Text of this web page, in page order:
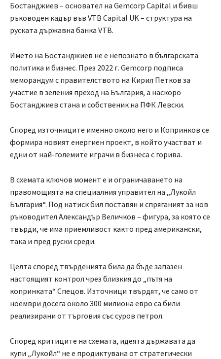
Бостанджиев – основател на Gemcorp Capital и бивш
ръководен кадър във VTB Capital UK – структура на
руската държавна банка VTB.
Името на Бостанджиев не е непознато в българската
политика и бизнес. През 2022 г. Gemcorp подписа
меморандум с правителството на Кирил Петков за
участие в зеления преход на България, а наскоро
Бостанджиев стана и собственик на ПФК Левски.
Според източниците именно около него и Копринков се
формира новият енергиен проект, в който участват и
едни от най-големите играчи в бизнеса с горива.
В схемата ключов момент е и ограничаването на
правомощията на специалния управител на „Лукойл
България“. Под натиск бил поставян и спряганият за нов
ръководител Александър Величков – фигура, за която се
твърди, че има приемливост както пред американски,
така и пред руски среди.
Целта според твърденията била да бъде запазен
настоящият контрол чрез близкия до „пътя на
копринката“ Спецов. Източници твърдят, че само от
ноември досега около 300 милиона евро са били
реализирани от търговия със суров петрол.
Според критиците на схемата, идеята държавата да
купи „Лукойл“ не е продиктувана от стратегически